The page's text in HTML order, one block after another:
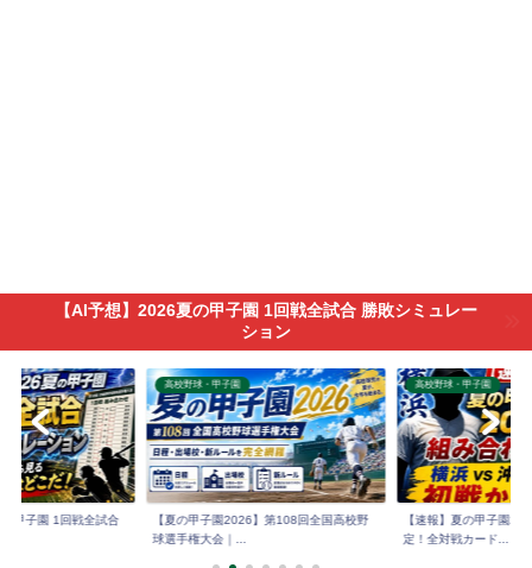
【AI予想】2026夏の甲子園 1回戦全試合 勝敗シミュレー
ション
甲子園 1回戦全試合
高校野球・甲子園
【夏の甲子園2026】第108回全国高校野
球選手権大会｜...
高校野球・甲子園
【速報】夏の甲子園
定！全対戦カード...